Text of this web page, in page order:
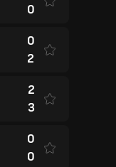
0
0
2
2
3
0
0